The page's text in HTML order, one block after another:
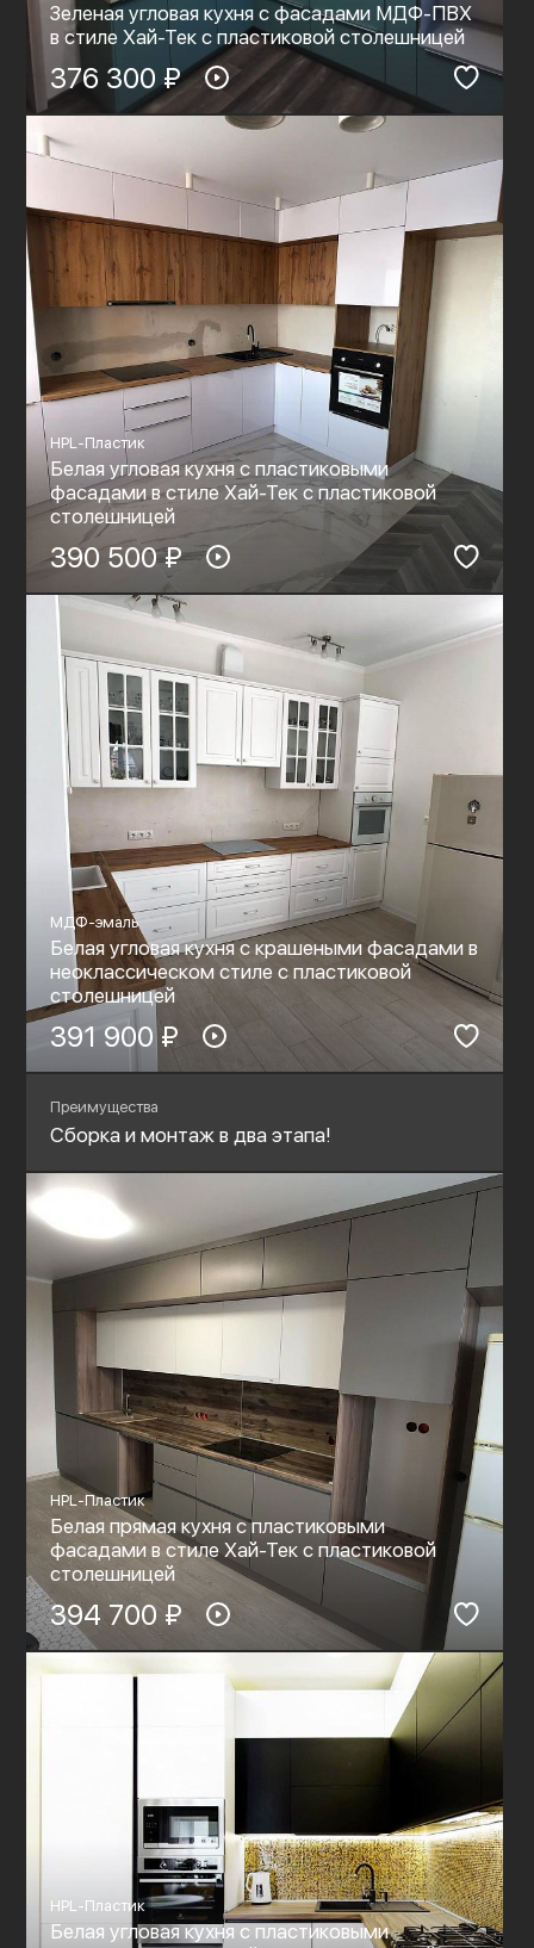
Зеленая угловая кухня с фасадами МДФ-ПВХ
в стиле Хай-Тек с пластиковой столешницей
376 300 ₽
HPL-Пластик
Белая угловая кухня с пластиковыми
фасадами в стиле Хай-Тек с пластиковой
столешницей
390 500 ₽
МДФ-эмаль
Белая угловая кухня с крашеными фасадами в
неоклассическом стиле с пластиковой
столешницей
391 900 ₽
Преимущества
Сборка и монтаж в два этапа!
HPL-Пластик
Белая прямая кухня с пластиковыми
фасадами в стиле Хай-Тек с пластиковой
столешницей
394 700 ₽
HPL-Пластик
Белая угловая кухня с пластиковыми